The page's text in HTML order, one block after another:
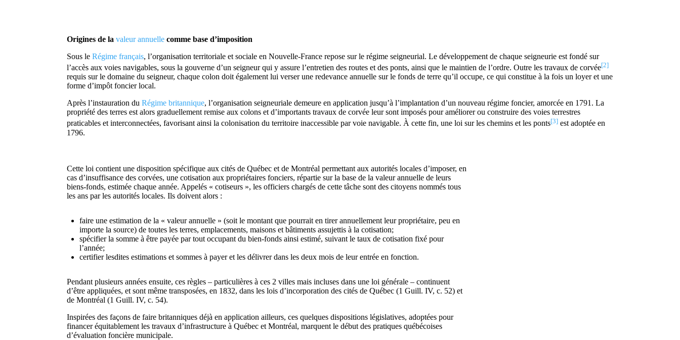
Origines de la valeur annuelle comme base d’imposition
Sous le Régime français, l’organisation territoriale et sociale en Nouvelle-France repose sur le régime seigneurial. Le développement de chaque seigneurie est fondé sur
l’accès aux voies navigables, sous la gouverne d’un seigneur qui y assure l’entretien des routes et des ponts, ainsi que le maintien de l’ordre. Outre les travaux de corvée[2]
requis sur le domaine du seigneur, chaque colon doit également lui verser une redevance annuelle sur le fonds de terre qu’il occupe, ce qui constitue à la fois un loyer et une
forme d’impôt foncier local.
Après l’instauration du Régime britannique, l’organisation seigneuriale demeure en application jusqu’à l’implantation d’un nouveau régime foncier, amorcée en 1791. La
propriété des terres est alors graduellement remise aux colons et d’importants travaux de corvée leur sont imposés pour améliorer ou construire des voies terrestres
praticables et interconnectées, favorisant ainsi la colonisation du territoire inaccessible par voie navigable. À cette fin, une loi sur les chemins et les ponts[3] est adoptée en
1796.
Cette loi contient une disposition spécifique aux cités de Québec et de Montréal permettant aux autorités locales d’imposer, en
cas d’insuffisance des corvées, une cotisation aux propriétaires fonciers, répartie sur la base de la valeur annuelle de leurs
biens-fonds, estimée chaque année. Appelés « cotiseurs », les officiers chargés de cette tâche sont des citoyens nommés tous
les ans par les autorités locales. Ils doivent alors :
faire une estimation de la « valeur annuelle » (soit le montant que pourrait en tirer annuellement leur propriétaire, peu en
importe la source) de toutes les terres, emplacements, maisons et bâtiments assujettis à la cotisation;
spécifier la somme à être payée par tout occupant du bien-fonds ainsi estimé, suivant le taux de cotisation fixé pour
l’année;
certifier lesdites estimations et sommes à payer et les délivrer dans les deux mois de leur entrée en fonction.
Pendant plusieurs années ensuite, ces règles – particulières à ces 2 villes mais incluses dans une loi générale – continuent
d’être appliquées, et sont même transposées, en 1832, dans les lois d’incorporation des cités de Québec (1 Guill. IV, c. 52) et
de Montréal (1 Guill. IV, c. 54).
Inspirées des façons de faire britanniques déjà en application ailleurs, ces quelques dispositions législatives, adoptées pour
financer équitablement les travaux d’infrastructure à Québec et Montréal, marquent le début des pratiques québécoises
d’évaluation foncière municipale.